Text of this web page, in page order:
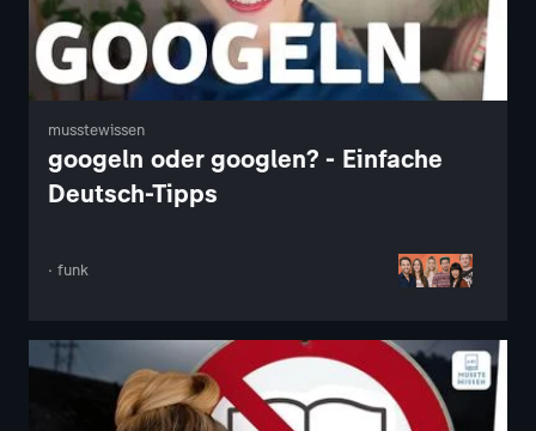
musstewissen
googeln oder googlen? - Einfache
Deutsch-Tipps
· funk